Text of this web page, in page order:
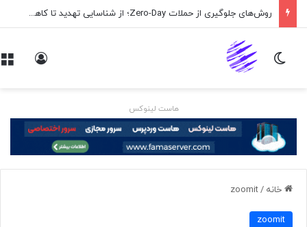
روش‌های جلوگیری از حملات Zero-Day؛ از شناسایی تهدید تا کاهش ریسک
تغییر پوسته
هاست لینوکس
خانه /
zoomit
zoomit